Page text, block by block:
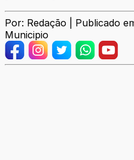
Por: Redação | Publicado
Municipio